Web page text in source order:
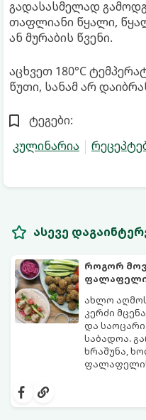
გადასასმელად
თაფლიანი წყალი,
ან მურაბის წვენი.
აცხვეთ 180°C
წუთი, სანამ არ
ტეგები:
კულინარია
ასევე
როგორ
ახლო
კერძი
და
საბადოა.
ხრაშუნა,